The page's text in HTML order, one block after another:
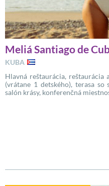
Meliá Santiago de
KUBA
Hlavná reštaurácia, reštaurácia
(vrátane 1 detského), terasa so
salón krásy, konferenčná